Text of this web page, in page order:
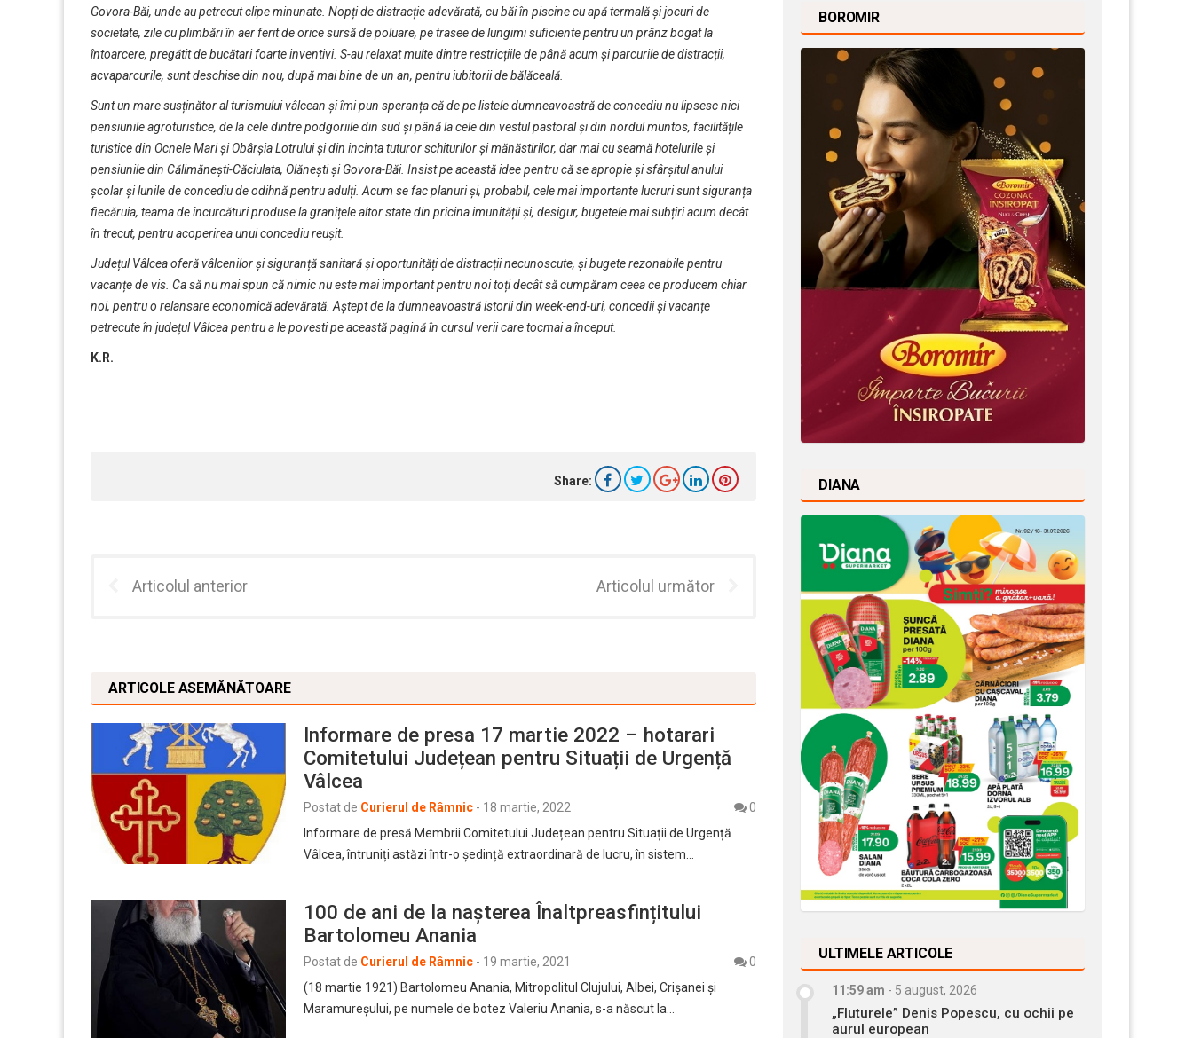
Govora-Băi, unde au petrecut clipe minunate. Nopți de distracție adevărată, cu băi în piscine cu apă termală și jocuri de
societate, zile cu plimbări în aer ferit de orice sursă de poluare, pe trasee de lungimi suficiente pentru un prânz bogat la
întoarcere, pregătit de bucătari foarte inventivi. S-au relaxat multe dintre restricțiile de până acum și parcurile de distracții,
acvaparcurile, sunt deschise din nou, după mai bine de un an, pentru iubitorii de bălăceală.
Sunt un mare susținător al turismului vâlcean și îmi pun speranța că de pe listele dumneavoastră de concediu nu lipsesc nici
pensiunile agroturistice, de la cele dintre podgoriile din sud și până la cele din vestul pastoral și din nordul muntos, facilitățile
turistice din Ocnele Mari și Obârșia Lotrului și din incinta tuturor schiturilor și mănăstirilor, dar mai cu seamă hotelurile și
pensiunile din Călimănești-Căciulata, Olănești și Govora-Băi. Insist pe această idee pentru că se apropie și sfârșitul anului
școlar și lunile de concediu de odihnă pentru adulți. Acum se fac planuri și, probabil, cele mai importante lucruri sunt siguranța
fiecăruia, teama de încurcături produse la granițele altor state din pricina imunității și, desigur, bugetele mai subțiri acum decât
în trecut, pentru acoperirea unui concediu reușit.
Județul Vâlcea oferă vâlcenilor și siguranță sanitară și oportunități de distracții necunoscute, și bugete rezonabile pentru
vacanțe de vis. Ca să nu mai spun că nimic nu este mai important pentru noi toți decât să cumpăram ceea ce producem chiar
noi, pentru o relansare economică adevărată. Aștept de la dumneavoastră istorii din week-end-uri, concedii și vacanțe
petrecute în județul Vâlcea pentru a le povesti pe această pagină în cursul verii care tocmai a început.
K.R.
Share:
Articolul anterior Articolul următor
ARTICOLE ASEMĂNĂTOARE
Informare de presa 17 martie 2022 – hotarari
Comitetului Județean pentru Situații de Urgență
Vâlcea
Postat de Curierul de Râmnic - 18 martie, 2022
0
Informare de presă Membrii Comitetului Județean pentru Situații de Urgență
Vâlcea, întruniți astăzi într-o ședință extraordinară de lucru, în sistem…
100 de ani de la nașterea Înaltpreasfințitului
Bartolomeu Anania
Postat de Curierul de Râmnic - 19 martie, 2021
0
(18 martie 1921) Bartolomeu Anania, Mitropolitul Clujului, Albei, Crişanei şi
Maramureşului, pe numele de botez Valeriu Anania, s-a născut la…
BOROMIR
DIANA
ULTIMELE ARTICOLE
11:59 am - 5 august, 2026
„Fluturele” Denis Popescu, cu ochii pe
aurul european